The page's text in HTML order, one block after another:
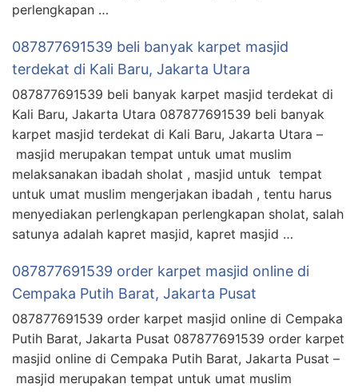
perlengkapan …
087877691539 beli banyak karpet masjid
terdekat di Kali Baru, Jakarta Utara
087877691539 beli banyak karpet masjid terdekat di
Kali Baru, Jakarta Utara 087877691539 beli banyak
karpet masjid terdekat di Kali Baru, Jakarta Utara –
masjid merupakan tempat untuk umat muslim
melaksanakan ibadah sholat , masjid untuk tempat
untuk umat muslim mengerjakan ibadah , tentu harus
menyediakan perlengkapan perlengkapan sholat, salah
satunya adalah kapret masjid, kapret masjid …
087877691539 order karpet masjid online di
Cempaka Putih Barat, Jakarta Pusat
087877691539 order karpet masjid online di Cempaka
Putih Barat, Jakarta Pusat 087877691539 order karpet
masjid online di Cempaka Putih Barat, Jakarta Pusat –
masjid merupakan tempat untuk umat muslim